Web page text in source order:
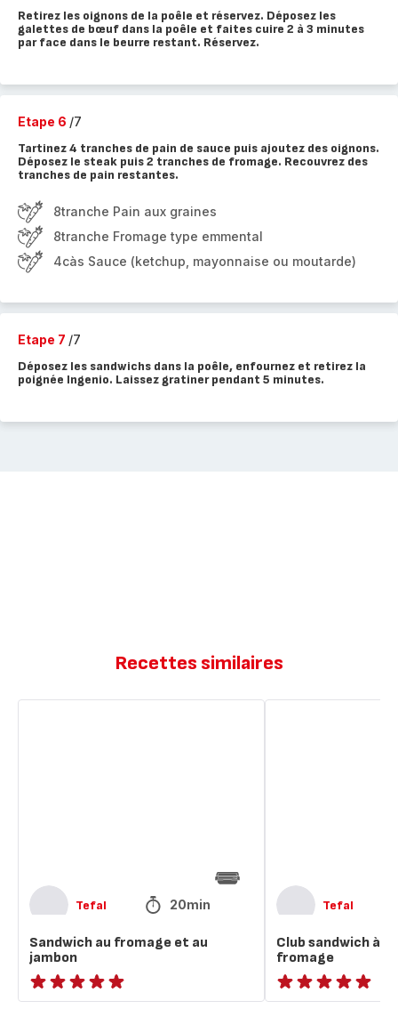
Retirez les oignons de la poêle et réservez. Déposez les
galettes de bœuf dans la poêle et faites cuire 2 à 3 minutes
par face dans le beurre restant. Réservez.
Etape 6 /7
Tartinez 4 tranches de pain de sauce puis ajoutez des oignons.
Déposez le steak puis 2 tranches de fromage. Recouvrez des
tranches de pain restantes.
8tranche Pain aux graines
8tranche Fromage type emmental
4càs Sauce (ketchup, mayonnaise ou moutarde)
Etape 7 /7
Déposez les sandwichs dans la poêle, enfournez et retirez la
poignée Ingenio. Laissez gratiner pendant 5 minutes.
Recettes similaires
Tefal 20min
Sandwich au fromage et au
jambon
ratings.NaN
Tefal
Club sandwich à
fromage
ratings.NaN